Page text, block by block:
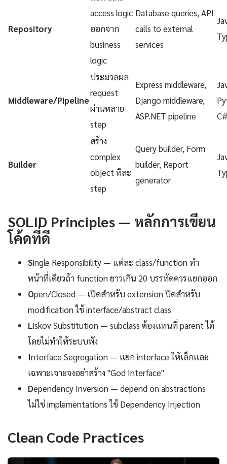
Repository
access logic
ออกจาก
business
logic
Database queries, API
calls to external
services
Middleware/Pipeline
ประมวลผล
request
ผ่านหลาย
step
Express middleware,
Django middleware,
ASP.NET pipeline
Builder
สร้าง
complex
object ทีละ
step
Query builder, Form
builder, Report
generator
SOLID Principles — หลักการเขียน
โค้ดที่ดี
Single Responsibility — แต่ละ class/function ทำ
หน้าที่เดียวถ้า function ยาวเกิน 20 บรรทัดควรแยกออก
Open/Closed — เปิดสำหรับ extension ปิดสำหรับ
modification ใช้ interface/abstract class
Liskov Substitution — subclass ต้องแทนที่ parent ได้
โดยไม่ทำให้ระบบพัง
Interface Segregation — แยก interface ให้เล็กและ
เฉพาะเจาะจงอย่าสร้าง "God Interface"
Dependency Inversion — depend on abstractions
ไม่ใช่ implementations ใช้ Dependency Injection
Clean Code Practices